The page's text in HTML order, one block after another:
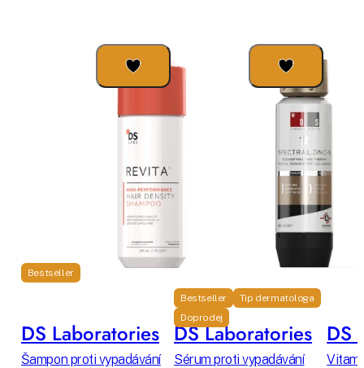
Bestseller
DS Laboratories
Šampon proti vypadávání
Bestseller
Tip dermatologa
Doprodej
DS Laboratories
Sérum proti vypadávání
DS